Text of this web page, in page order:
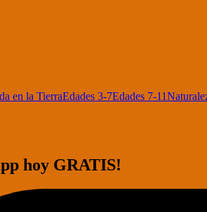
en la TierraEdades 3-7Edades 7-11
hoy GRATIS!